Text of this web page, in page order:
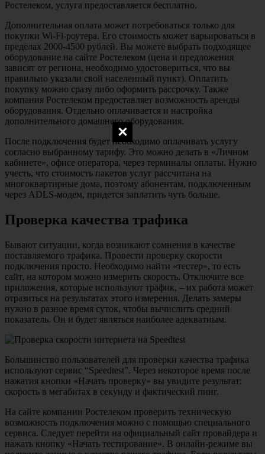
Ростелеком, услуга предоставляется бесплатно.
Дополнительная оплата может потребоваться только для
покупки Wi-Fi-роутера. Его стоимость может варьироваться в
пределах 2000-4500 рублей. Вы можете выбрать подходящее
оборудование на сайте Ростелеком (цена и предложения
зависят от региона, необходимо удостовериться, что вы
правильно указали свой населенный пункт). Оплатить
покупку можно сразу либо оформить рассрочку. Также
компания Ростелеком предоставляет возможность аренды
оборудования. Отдельно оплачивается и настройка
дополнительного домашнего оборудования.
После подключения будет необходимо оплачивать услугу
согласно выбранному тарифу. Это можно делать в «Личном
кабинете», офисе оператора, через терминалы оплаты. Нужно
учесть, что стоимость пакетов услуг рассчитана на
многоквартирные дома, поэтому абонентам, подключенным
через ADLS-модем, придется заплатить чуть больше.
Проверка качества трафика
Бывают ситуации, когда возникают сомнения в качестве
поставляемого трафика. Провести проверку скорости
подключения просто. Необходимо найти «тестер», то есть
сайт, на котором можно измерить скорость. Отключите все
приложения, которые используют трафик, – их работа может
отразиться на результатах этого измерения. Делать замеры
нужно в разное время суток, чтобы вычислить средний
показатель. Он и будет являться наиболее адекватным.
Большинство пользователей для проверки качества трафика
используют сервис “Speedtest”. Через некоторое время после
нажатия кнопки «Начать проверку» вы увидите результат:
скорость в мегабитах в секунду и фактический пинг.
На сайте компании Ростелеком проверить техническую
возможность подключения можно с помощью специального
сервиса. Следует перейти на официальный сайт провайдера и
нажать кнопку «Начать тестирование». В онлайн-режиме вы